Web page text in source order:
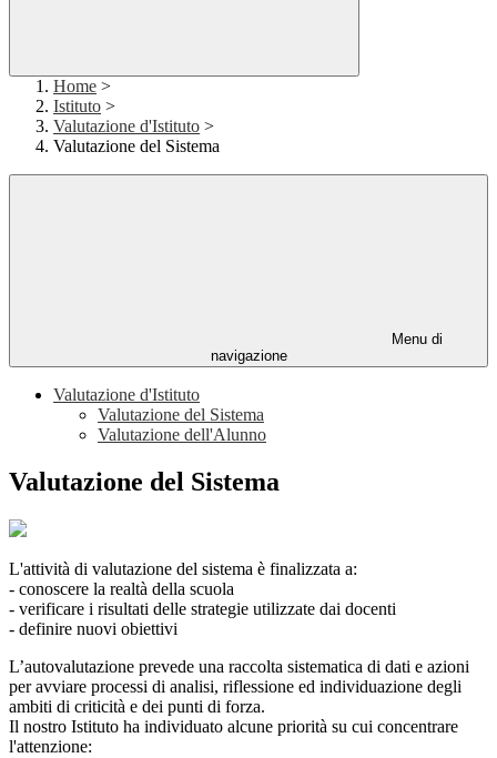
Home >
Istituto >
Valutazione d'Istituto >
Valutazione del Sistema
Menu di
navigazione
Valutazione d'Istituto
Valutazione del Sistema
Valutazione dell'Alunno
Valutazione del Sistema
L'attività di valutazione del sistema è finalizzata a:
- conoscere la realtà della scuola
- verificare i risultati delle strategie utilizzate dai docenti
- definire nuovi obiettivi
L’autovalutazione prevede una raccolta sistematica di dati e azioni
per avviare processi di analisi, riflessione ed individuazione degli
ambiti di criticità e dei punti di forza.
Il nostro Istituto ha individuato alcune priorità su cui concentrare
l'attenzione: